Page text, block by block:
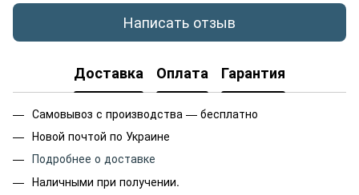
Написать отзыв
Доставка Оплата Гарантия
Самовывоз с производства — бесплатно
Новой почтой по Украине
Подробнее о доставке
Наличными при получении.